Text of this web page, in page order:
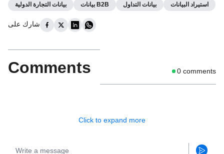
بيانات التجارة الدولية بيانات B2B بيانات التداول استيراد البيانات
شارك على
Comments 0 comments
Click to expand more